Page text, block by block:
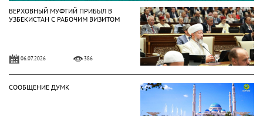
ВЕРХОВНЫЙ МУФТИЙ ПРИБЫЛ В
УЗБЕКИСТАН С РАБОЧИМ ВИЗИТОМ
06.07.2026 386
СООБЩЕНИЕ ДУМК